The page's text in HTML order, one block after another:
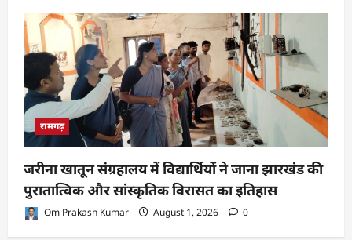
रामगढ़
जरीना खातून संग्रहालय में विद्यार्थियों ने जाना झारखंड की
पुरातात्विक और सांस्कृतिक विरासत का इतिहास
Om Prakash Kumar August 1, 2026 0